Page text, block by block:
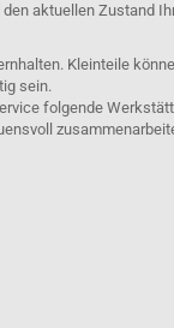
aktuellen Zustand
Kleinteile
sein.
folgende